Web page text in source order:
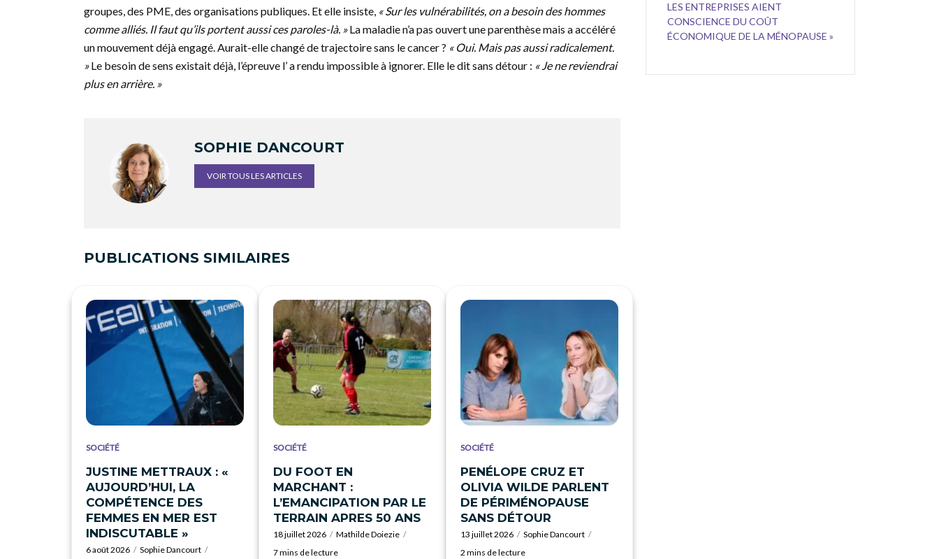
groupes, des PME, des organisations publiques. Et elle insiste, « Sur les vulnérabilités, on a besoin des hommes
comme alliés. Il faut qu’ils portent aussi ces paroles-là. »La maladie n’a pas ouvert une parenthèse mais a accéléré
un mouvement déjà engagé. Aurait-elle changé de trajectoire sans le cancer ? « Oui. Mais pas aussiradicalement.
»Le besoin de sens existait déjà, l’épreuve l’ a rendu impossible à ignorer. Elle le dit sans détour : « Je ne reviendrai
plus en arrière. »
SOPHIE DANCOURT
VOIR TOUS LES ARTICLES
PUBLICATIONS SIMILAIRES
SOCIÉTÉ
JUSTINE METTRAUX : «
AUJOURD’HUI, LA
COMPÉTENCE DES
FEMMES EN MER EST
INDISCUTABLE »
6 août 2026 Sophie Dancourt
SOCIÉTÉ
DU FOOT EN
MARCHANT :
L’EMANCIPATION PAR LE
TERRAIN APRES 50 ANS
18 juillet 2026
Mathilde Doiezie
7 mins de lecture
SOCIÉTÉ
PENÉLOPE CRUZ ET
OLIVIA WILDE PARLENT
DE PÉRIMÉNOPAUSE
SANS DÉTOUR
13 juillet 2026
Sophie Dancourt
2 mins de lecture
LES ENTREPRISES AIENT
CONSCIENCE DU COÛT
ÉCONOMIQUE DE LA MÉNOPAUSE »